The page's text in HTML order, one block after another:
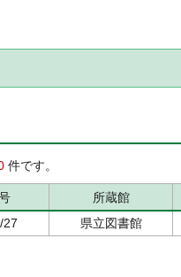
件です。
所蔵館
27 県立図書館